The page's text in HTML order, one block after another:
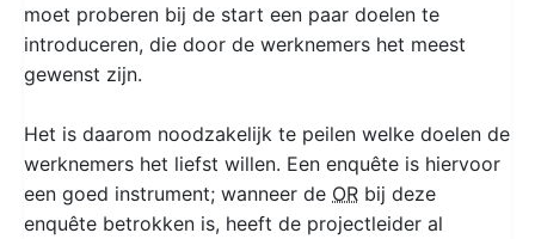
moet proberen bij de start een paar doelen te
introduceren, die door de werknemers het meest
gewenst zijn.
Het is daarom noodzakelijk te peilen welke doelen de
werknemers het liefst willen. Een enquête is hiervoor
een goed instrument; wanneer de OR bij deze
enquête betrokken is, heeft de projectleider al